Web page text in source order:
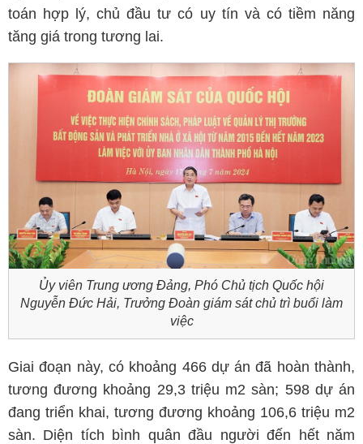
toán hợp lý, chủ đầu tư có uy tín và có tiềm năng
tăng giá trong tương lai.
Ủy viên Trung ương Đảng, Phó Chủ tịch Quốc hội
Nguyễn Đức Hải, Trưởng Đoàn giám sát chủ trì buổi làm
việc
Giai đoạn này, có khoảng 466 dự án đã hoàn thành,
tương đương khoảng 29,3 triệu m2 sàn; 598 dự án
đang triển khai, tương đương khoảng 106,6 triệu m2
sàn. Diện tích bình quân đầu người đến hết năm